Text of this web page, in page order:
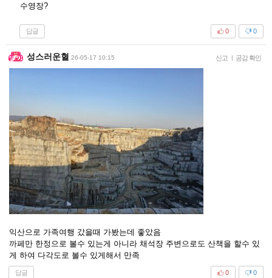
수영장?
답글 0
0
성스러운혈 26-05-17 10:15 신고 | 공감 확인
익산으로 가족여행 갔을때 가봤는데 좋았음
까페만 한정으로 볼수 있는게 아니라 채석장 주변으로도 산책을 할수 있
게 하여 다각도로 볼수 있게해서 만족
답글 0
0